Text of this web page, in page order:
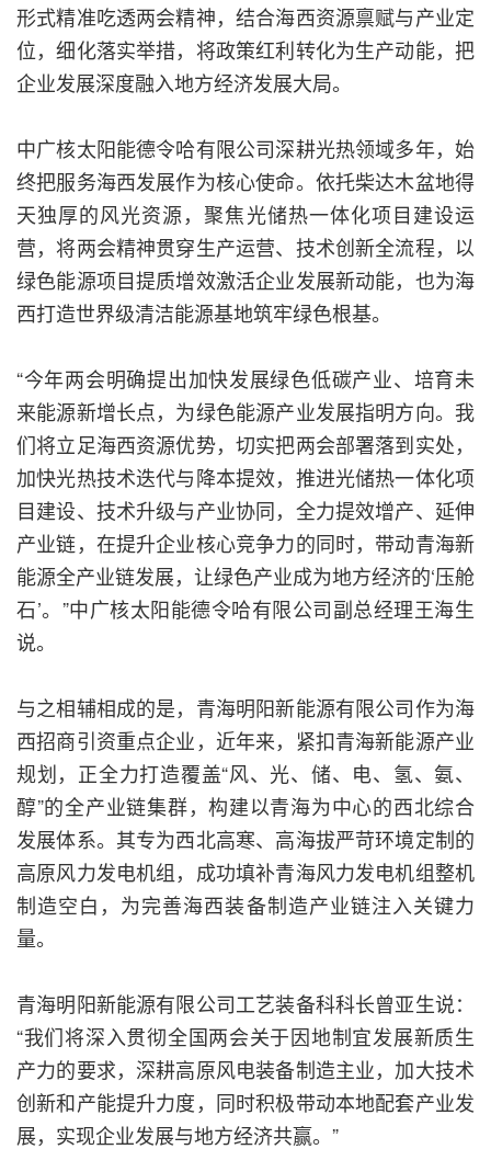
形式精准吃透两会精神，结合海西资源禀赋与产业定
位，细化落实举措，将政策红利转化为生产动能，把
企业发展深度融入地方经济发展大局。
中广核太阳能德令哈有限公司深耕光热领域多年，始
终把服务海西发展作为核心使命。依托柴达木盆地得
天独厚的风光资源，聚焦光储热一体化项目建设运
营，将两会精神贯穿生产运营、技术创新全流程，以
绿色能源项目提质增效激活企业发展新动能，也为海
西打造世界级清洁能源基地筑牢绿色根基。
“今年两会明确提出加快发展绿色低碳产业、培育未
来能源新增长点，为绿色能源产业发展指明方向。我
们将立足海西资源优势，切实把两会部署落到实处，
加快光热技术迭代与降本提效，推进光储热一体化项
目建设、技术升级与产业协同，全力提效增产、延伸
产业链，在提升企业核心竞争力的同时，带动青海新
能源全产业链发展，让绿色产业成为地方经济的‘压舱
石’。”中广核太阳能德令哈有限公司副总经理王海生
说。
与之相辅相成的是，青海明阳新能源有限公司作为海
西招商引资重点企业，近年来，紧扣青海新能源产业
规划，正全力打造覆盖“风、光、储、电、氢、氨、
醇”的全产业链集群，构建以青海为中心的西北综合
发展体系。其专为西北高寒、高海拔严苛环境定制的
高原风力发电机组，成功填补青海风力发电机组整机
制造空白，为完善海西装备制造产业链注入关键力
量。
青海明阳新能源有限公司工艺装备科科长曾亚生说：
“我们将深入贯彻全国两会关于因地制宜发展新质生
产力的要求，深耕高原风电装备制造主业，加大技术
创新和产能提升力度，同时积极带动本地配套产业发
展，实现企业发展与地方经济共赢。”